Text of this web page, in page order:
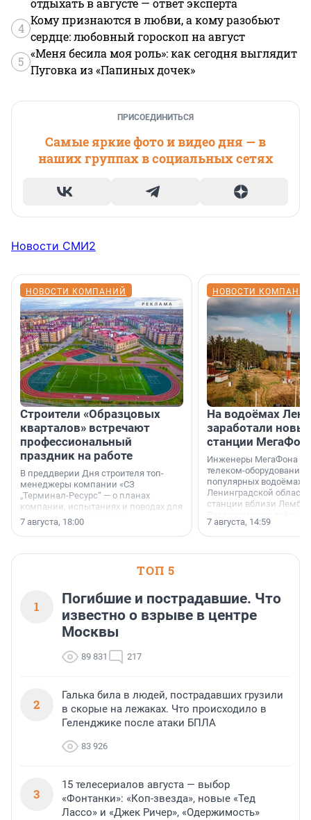
отдыхать в августе — ответ эксперта
4
Кому признаются в любви, а кому разобьют
сердце: любовный гороскоп на август
5
«Меня бесила моя роль»: как сегодня выглядит
Пуговка из «Папиных дочек»
ПРИСОЕДИНИТЬСЯ
Самые яркие фото и видео дня — в
наших группах в социальных сетях
Новости СМИ2
НОВОСТИ КОМПАНИЙ
Строители «Образцовых
кварталов» встречают
профессиональный
праздник на работе
В преддверии Дня строителя топ-
менеджеры компании «СЗ
„Терминал-Ресурс“ — о планах
компании, испытаниях и поводах для
осторожного оптимизма.
7 августа, 18:00
НОВОСТИ
На водоёмах
заработали
станции
Инженеры МегаФона
телеком-оборудование
популярных водоёмах
Ленинградской
станции вблизи
недалеко от Большого
водопада.
7 августа, 14:59
ТОП 5
1
Погибшие и пострадавшие. Что
известно о взрыве в центре
Москвы
89 831 217
2
Галька била в людей, пострадавших грузили
в скорые на лежаках. Что происходило в
Геленджике после атаки БПЛА
83 926
3
15 телесериалов августа — выбор
«Фонтанки»: «Коп-звезда», новые «Тед
Лассо» и «Джек Ричер», «Одержимость»